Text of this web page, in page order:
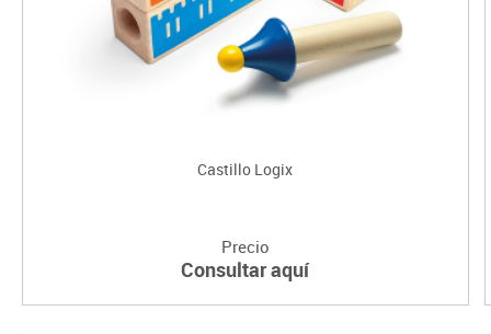
Castillo Logix
Precio
Consultar aquí